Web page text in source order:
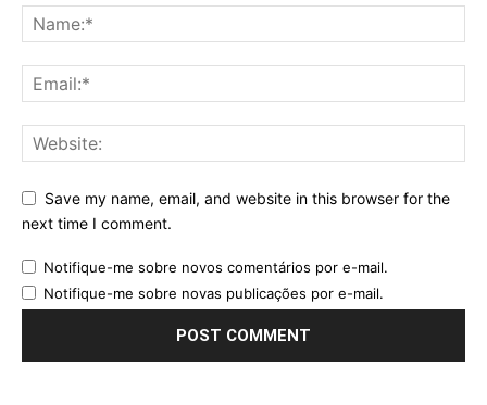
Save my name, email, and website in this browser for the
next time I comment.
Notifique-me sobre novos comentários por e-mail.
Notifique-me sobre novas publicações por e-mail.